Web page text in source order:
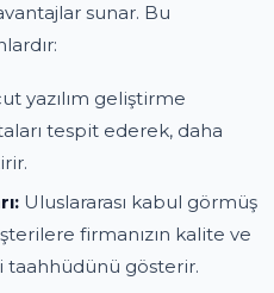
sunar. Bu
yazılım geliştirme
tespit ederek, daha
Uluslararası kabul görmüş
firmanızın kalite ve
taahhüdünü gösterir.